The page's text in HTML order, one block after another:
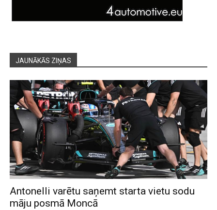
JAUNĀKĀS ZIŅAS
Antonelli varētu saņemt starta vietu sodu
māju posmā Moncā